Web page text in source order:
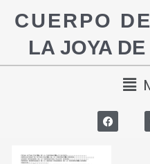
CUERPO
LA JOYA